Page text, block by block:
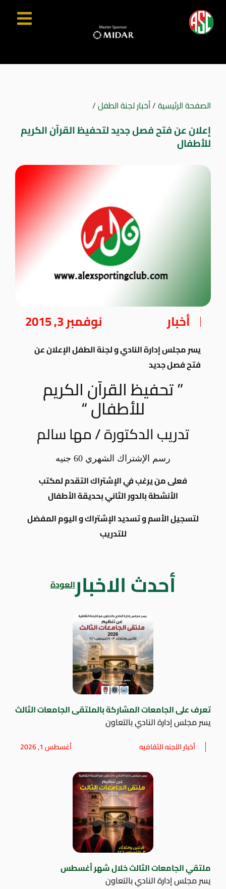
الصفحة الرئيسية/أخبار لجنة الطفل/
إعلان عن فتح فصل جديد لتحفيظ القرآن الكريم
للأطفال
أخبار نوفمبر 3, 2015
يسر مجلس إدارة النادي و لجنة الطفل الإعلان عن
فتح فصل جديد
” تحفيظ القرآن الكريم
للأطفال “
تدريب الدكتورة / مها سالم
رسم الإشتراك الشهري 60 جنيه
فعلى من يرغب في الإشتراك التقدم لمكتب
الأنشطة بالدور الثاني بحديقة الأطفال
لتسجيل الأسم و تسديد الإشتراك و اليوم المفضل
للتدريب
أحدث الاخبارالعودة
تعرف على الجامعات المشاركة بالملتقى الجامعات الثالث
يسر مجلس إدارة النادي بالتعاون
أخبار اللجنه الثقافيه أغسطس 1, 2026
ملتقي الجامعات الثالث خلال شهر أغسطس
يسر مجلس إدارة النادي بالتعاون